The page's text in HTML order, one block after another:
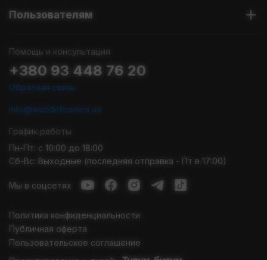
Пользователям
Помощь и консультация
+380 93 448 76 20
Обратная связь
info@worldofcomics.ua
График работы
Пн-Пт: с 10:00 до 18:00
Сб-Вс: Выходные (последняя отправка - Пт в 17:00)
Мы в соцсетях
Политика конфиденциальности
Публичная оферта
Пользовательское соглашение